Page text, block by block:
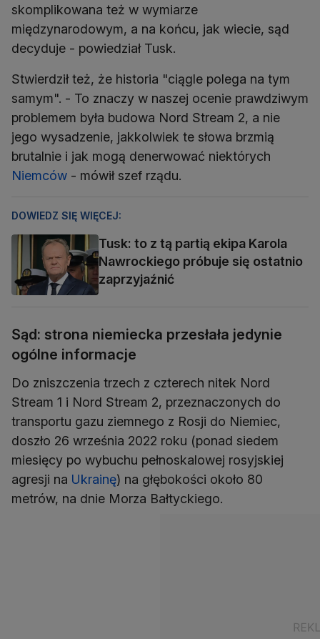
skomplikowana też w wymiarze
międzynarodowym, a na końcu, jak wiecie, sąd
decyduje - powiedział Tusk.
Stwierdził też, że historia "ciągle polega na tym
samym". - To znaczy w naszej ocenie prawdziwym
problemem była budowa Nord Stream 2, a nie
jego wysadzenie, jakkolwiek te słowa brzmią
brutalnie i jak mogą denerwować niektórych
Niemców - mówił szef rządu.
DOWIEDZ SIĘ WIĘCEJ:
Tusk: to z tą partią ekipa Karola
Nawrockiego próbuje się ostatnio
zaprzyjaźnić
Sąd: strona niemiecka przesłała jedynie
ogólne informacje
Do zniszczenia trzech z czterech nitek Nord
Stream 1 i Nord Stream 2, przeznaczonych do
transportu gazu ziemnego z Rosji do Niemiec,
doszło 26 września 2022 roku (ponad siedem
miesięcy po wybuchu pełnoskalowej rosyjskiej
agresji na Ukrainę) na głębokości około 80
metrów, na dnie Morza Bałtyckiego.